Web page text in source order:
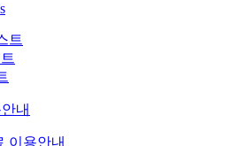
트
내
이용안내